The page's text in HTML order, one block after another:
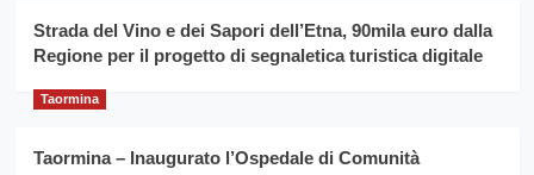
Strada del Vino e dei Sapori dell’Etna, 90mila euro dalla
Regione per il progetto di segnaletica turistica digitale
Taormina
Taormina – Inaugurato l’Ospedale di Comunità